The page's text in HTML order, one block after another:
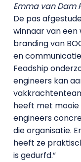
Emma van Dam
De pas
winnaar van
branding van
en
Feadship
engineers kan
heeft met
engineers
die organisatie.
heeft ze
is gedurfd.”